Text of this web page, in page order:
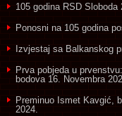
105 godina RSD Sloboda
Ponosni na 105 godina
Izvjestaj sa Balkanskog
Prva pobjeda u
bodova 16. Novembra
Preminuo Ismet Kavgić,
2024.